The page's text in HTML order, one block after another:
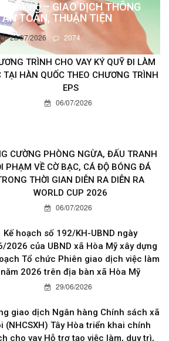
– GIAO DỊCH THÔNG
AN TOÀN, THUẬN TIỆN
28/07/2026 2074
TRÌNH CHO VAY KÝ QUỸ ĐI LÀM
TẠI HÀN QUỐC THEO CHƯƠNG TRÌNH
EPS
06/07/2026
CƯỜNG PHÒNG NGỪA, ĐẤU TRANH
PHẠM VỀ CỜ BẠC, CÁ ĐỘ BÓNG ĐÁ
THỜI GIAN DIỄN RA DIỄN RA
WORLD CUP 2026
06/07/2026
Kế hoạch số 192/KH-UBND ngày
2026 của UBND xã Hòa Mỹ xây dựng
Tổ chức Phiên giao dịch việc làm
năm 2026 trên địa bàn xã Hòa Mỹ
29/06/2026
giao dịch Ngân hàng Chính sách xã
(NHCSXH) Tây Hòa triển khai chính
cho vay Hỗ trợ tạo việc làm, duy trì,